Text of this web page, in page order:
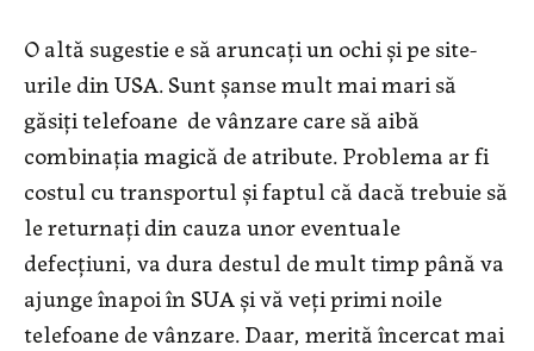
O altă sugestie e să aruncați un ochi și pe site-
urile din USA. Sunt șanse mult mai mari să
găsiți telefoane de vânzare care să aibă
combinația magică de atribute. Problema ar fi
costul cu transportul și faptul că dacă trebuie să
le returnați din cauza unor eventuale
defecțiuni, va dura destul de mult timp până va
ajunge înapoi în SUA și vă veți primi noile
telefoane de vânzare. Daar, merită încercat mai